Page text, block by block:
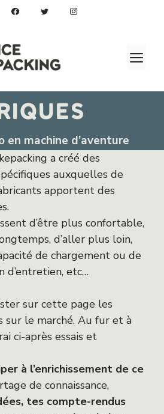
machine d’aventure
a créé des
auxquelles de
apportent des
d’être plus confortable,
d’aller plus loin,
de chargement ou de
d’entretien, etc…
sur cette page les
sur le marché. Au fur et à
ci-après essais et
à l’enrichissement de ce
de connaissance,
tes compte-rendus